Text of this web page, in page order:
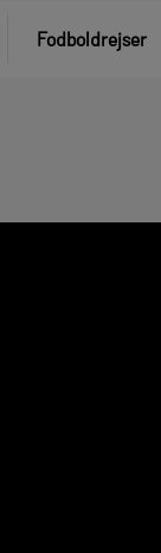
Fodboldrejser